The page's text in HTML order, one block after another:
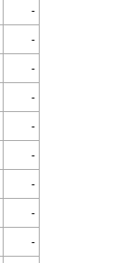
-
-
-
-
-
-
-
-
-